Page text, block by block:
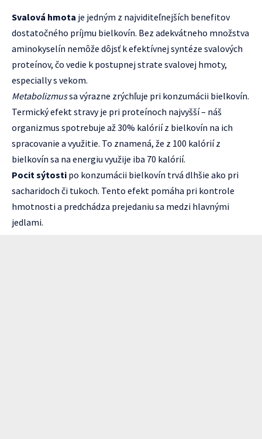
Svalová hmota je jedným z najviditeľnejších benefitov
dostatočného príjmu bielkovín. Bez adekvátneho množstva
aminokyselín nemôže dôjsť k efektívnej syntéze svalových
proteínov, čo vedie k postupnej strate svalovej hmoty,
especially s vekom.
Metabolizmussa výrazne zrýchľuje pri konzumácii bielkovín.
Termický efekt stravy je pri proteínoch najvyšší – náš
organizmus spotrebuje až 30% kalórií z bielkovín na ich
spracovanie a využitie. To znamená, že z 100 kalórií z
bielkovín sa na energiu využije iba 70 kalórií.
Pocit sýtosti po konzumácii bielkovín trvá dlhšie ako pri
sacharidoch či tukoch. Tento efekt pomáha pri kontrole
hmotnosti a predchádza prejedaniu sa medzi hlavnými
jedlami.